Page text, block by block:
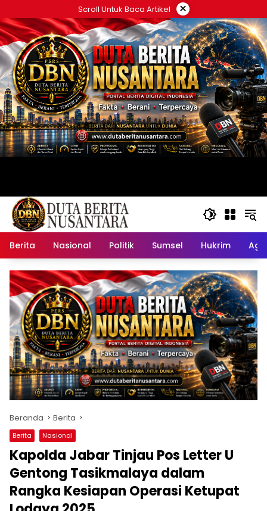
ke
konten
Scroll Untuk Baca Artikel ×
Berita Nasional Politik Sumsel Hukrim
Beranda Berita
Berita Nasional
Kapolda Jabar Tinjau Pos Letter U
Gentong Tasikmalaya dalam
Rangka Kesiapan Operasi Ketupat